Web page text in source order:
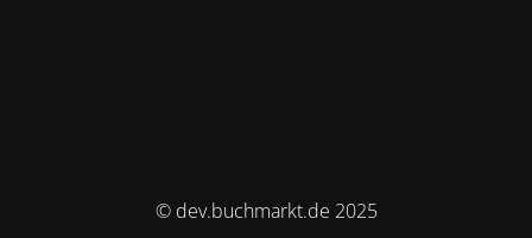
© dev.buchmarkt.de 2025